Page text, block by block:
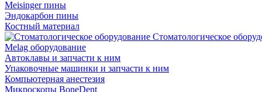
Meisinger пины
Эндокарбон пины
Костный материал
Стоматологическое
Melag оборудование
Автоклавы и запчасти к ним
Упаковочные машинки и запчасти к ним
Компьютерная анестезия
Микроскопы BoneDent